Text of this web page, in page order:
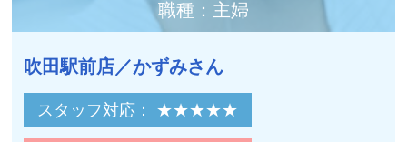
職種：主婦
吹田駅前店／かずみさん
スタッフ対応 ： ★★★★★